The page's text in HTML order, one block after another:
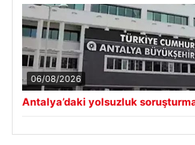
06/08/2026
Antalya’daki yolsuzluk